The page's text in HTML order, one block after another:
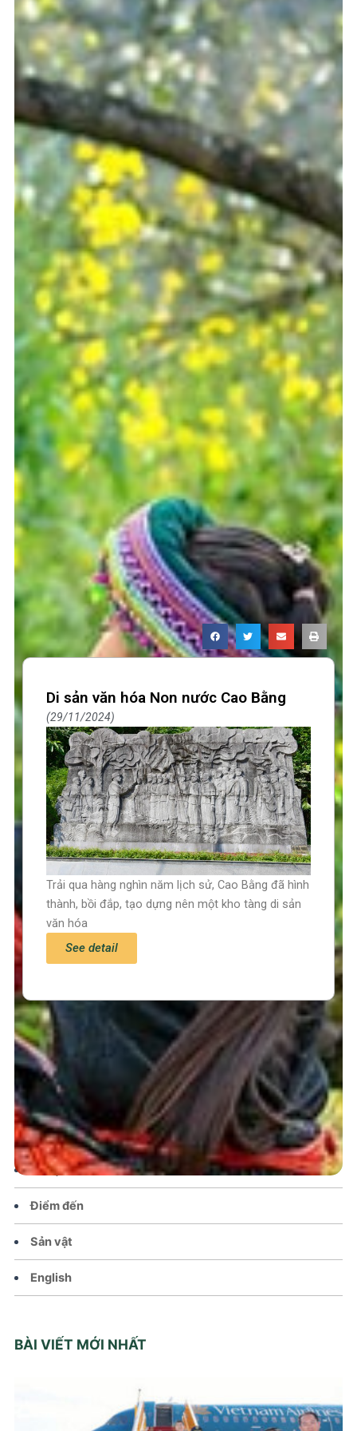
Trang chủ
Tin tức – Sự kiện
Chính sách
Văn hoá – Đời sống
Lễ hội
Điểm đến
Sản vật
English
BÀI VIẾT MỚI NHẤT
Di sản văn hóa Non nước Cao Bằng
29/11/2024
Trải qua hàng nghìn năm lịch sử, Cao Bằng đã hình
thành, bồi đắp, tạo dựng nên một kho tàng di sản
văn hóa
See detail